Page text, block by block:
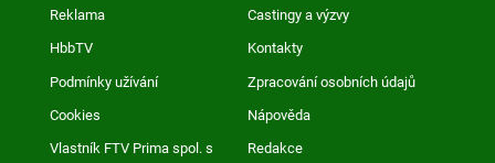
Reklama Castingy a výzvy
HbbTV Kontakty
Podmínky užívání Zpracování osobních údajů
Cookies Nápověda
Vlastník FTV Prima spol. s
Redakce